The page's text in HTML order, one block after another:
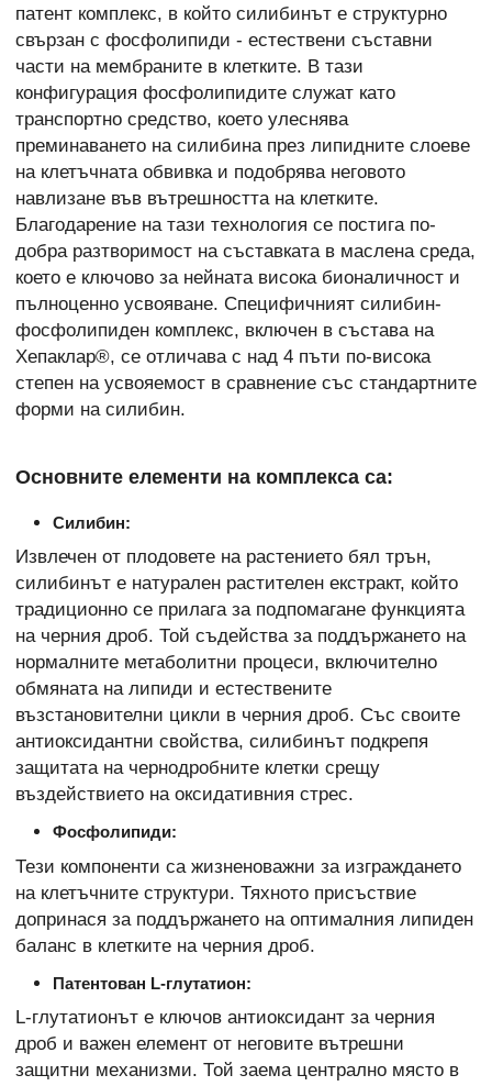
патент комплекс, в който силибинът е структурно
свързан с фосфолипиди - естествени съставни
части на мембраните в клетките. В тази
конфигурация фосфолипидите служат като
транспортно средство, което улеснява
преминаването на силибина през липидните слоеве
на клетъчната обвивка и подобрява неговото
навлизане във вътрешността на клетките.
Благодарение на тази технология се постига по-
добра разтворимост на съставката в маслена среда,
което е ключово за нейната висока бионаличност и
пълноценно усвояване. Специфичният силибин-
фосфолипиден комплекс, включен в състава на
Хепаклар®, се отличава с над 4 пъти по-висока
степен на усвояемост в сравнение със стандартните
форми на силибин.
Основните елементи на комплекса са:
Силибин:
Извлечен от плодовете на растението бял трън,
силибинът е натурален растителен екстракт, който
традиционно се прилага за подпомагане функцията
на черния дроб. Той съдейства за поддържането на
нормалните метаболитни процеси, включително
обмяната на липиди и естествените
възстановителни цикли в черния дроб. Със своите
антиоксидантни свойства, силибинът подкрепя
защитата на чернодробните клетки срещу
въздействието на оксидативния стрес.
Фосфолипиди:
Тези компоненти са жизненоважни за изграждането
на клетъчните структури. Тяхното присъствие
допринася за поддържането на оптималния липиден
баланс в клетките на черния дроб.
Патентован L-глутатион:
L-глутатионът е ключов антиоксидант за черния
дроб и важен елемент от неговите вътрешни
защитни механизми. Той заема централно място в